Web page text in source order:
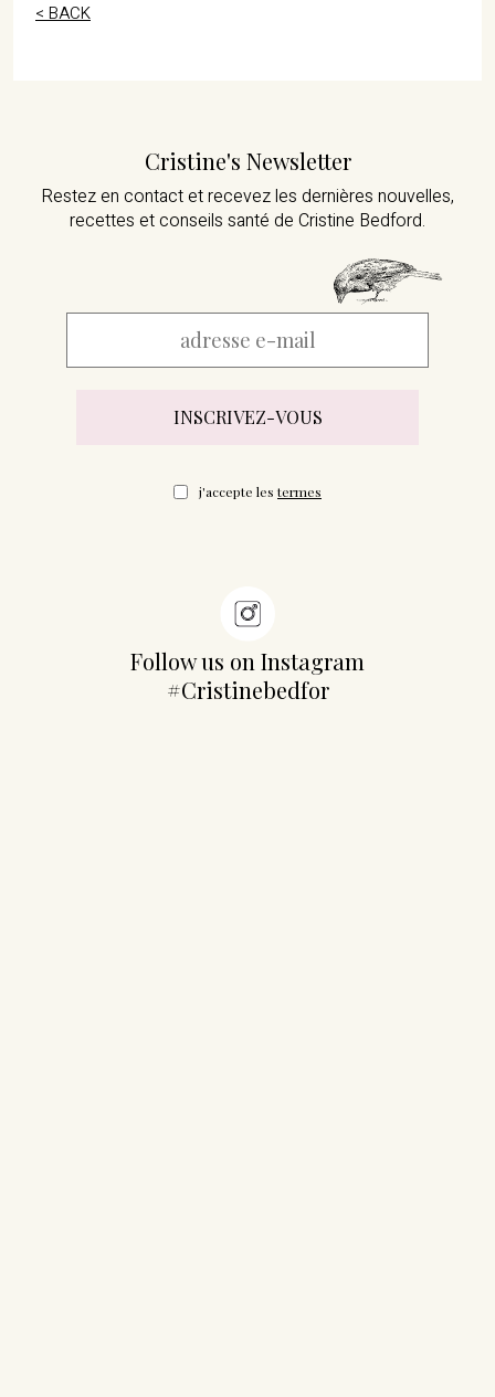
< BACK
Cristine's Newsletter
Restez en contact et recevez les dernières nouvelles,
recettes et conseils santé de Cristine Bedford.
j'accepte les termes
Follow us on Instagram
#Cristinebedfor